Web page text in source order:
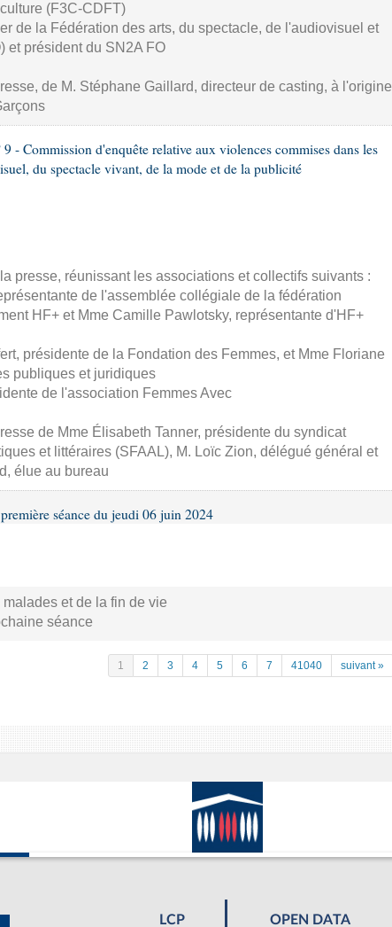
(F3C-CDFT)
de la Fédération des arts, du spectacle, de l'audiovisuel et
et président du SN2A FO
de M. Stéphane Gaillard, directeur de casting, à l'origine
- Commission d'enquête relative aux violences commises dans les
du spectacle vivant, de la mode et de la publicité
presse, réunissant les associations et collectifs suivants :
de l'assemblée collégiale de la fédération
HF+ et Mme Camille Pawlotsky, représentante d'HF+
présidente de la Fondation des Femmes, et Mme Floriane
publiques et juridiques
de l'association Femmes Avec
de Mme Élisabeth Tanner, présidente du syndicat
et littéraires (SFAAL), M. Loïc Zion, délégué général et
élue au bureau
séance du jeudi 06 juin 2024
et de la fin de vie
séance
1 2 3 4 5 6 7 41040 suivant »
LCP OPEN DATA